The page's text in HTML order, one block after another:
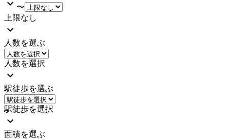
〜
上限なし
人数を選ぶ
人数を選択
駅徒歩を選ぶ
駅徒歩を選択
面積を選ぶ